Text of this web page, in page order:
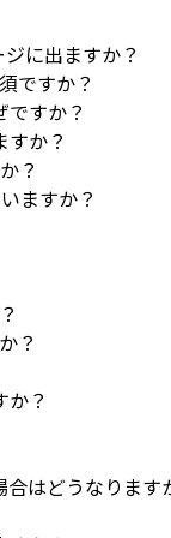
に出ますか？
ですか？
すか？
か？
？
ますか？
？
？
はどうなります